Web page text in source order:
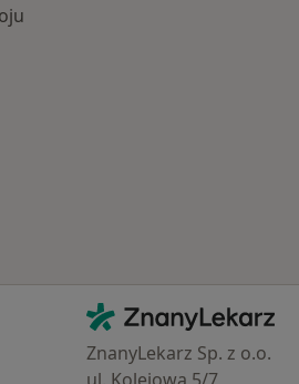
Kontakt
ZnanyLekarz - Strona główna
ZnanyLekarz Sp. z o.o.